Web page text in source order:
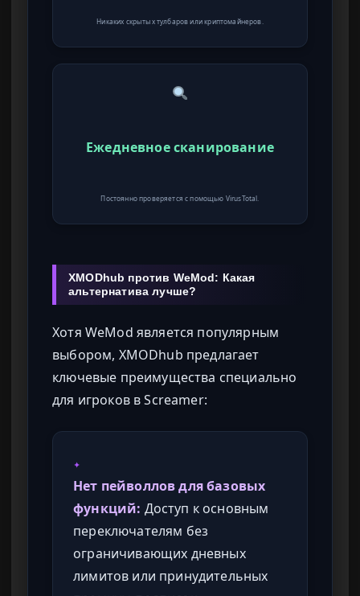
Никаких скрытых тулбаров или криптомайнеров.
Ежедневное сканирование
Постоянно проверяется с помощью VirusTotal.
XMODhub против WeMod: Какая
альтернатива лучше?
Хотя WeMod является популярным
выбором, XMODhub предлагает
ключевые преимущества специально
для игроков в Screamer:
✦
Нет пейволлов для базовых
функций: Доступ к основным
переключателям без
ограничивающих дневных
лимитов или принудительных